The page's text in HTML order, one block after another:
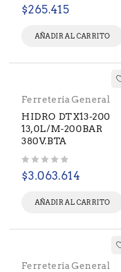
$265.415
AÑADIR AL CARRITO
Ferretería General
HIDRO DTX13-200
13,0L/M-200BAR
380V.BTA
$3.063.614
AÑADIR AL CARRITO
Ferretería General